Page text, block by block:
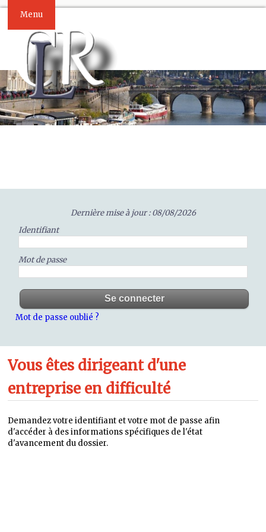
Menu
Dernière mise à jour : 08/08/2026
Identifiant
Mot de passe
Mot de passe oublié ?
Vous êtes dirigeant d'une
entreprise en difficulté
Demandez votre identifiant et votre mot de passe afin
d'accéder à des informations spécifiques de l'état
d'avancement du dossier.